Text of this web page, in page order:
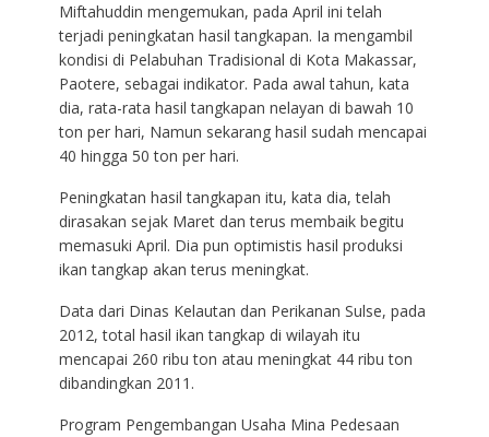
Miftahuddin mengemukan, pada April ini telah
terjadi peningkatan hasil tangkapan. Ia mengambil
kondisi di Pelabuhan Tradisional di Kota Makassar,
Paotere, sebagai indikator. Pada awal tahun, kata
dia, rata-rata hasil tangkapan nelayan di bawah 10
ton per hari, Namun sekarang hasil sudah mencapai
40 hingga 50 ton per hari.
Peningkatan hasil tangkapan itu, kata dia, telah
dirasakan sejak Maret dan terus membaik begitu
memasuki April. Dia pun optimistis hasil produksi
ikan tangkap akan terus meningkat.
Data dari Dinas Kelautan dan Perikanan Sulse, pada
2012, total hasil ikan tangkap di wilayah itu
mencapai 260 ribu ton atau meningkat 44 ribu ton
dibandingkan 2011.
Program Pengembangan Usaha Mina Pedesaan